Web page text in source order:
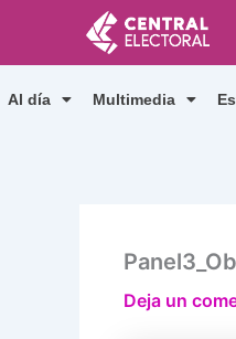
contenido
Al día Multimedia
Deja un